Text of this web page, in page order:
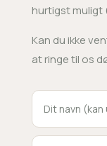
hurtigst muligt
Kan du ikke
at ringe til os